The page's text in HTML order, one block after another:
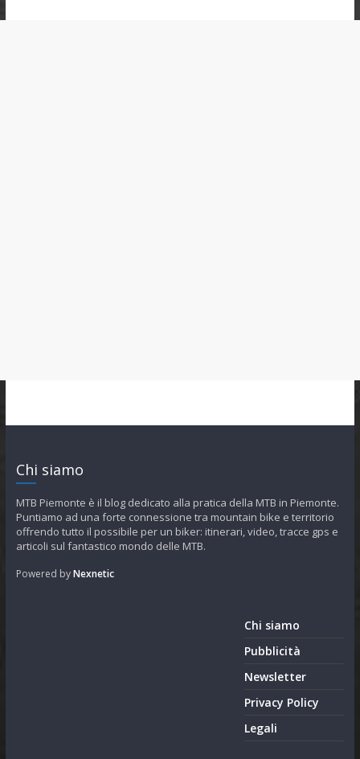
Chi siamo
MTB Piemonte è il blog dedicato alla pratica della MTB in Piemonte.
Puntiamo ad una forte connessione tra mountain bike e territorio
offrendo tutto il possibile per un biker: itinerari, video, tracce gps e
articoli sul fantastico mondo delle MTB.
Powered byNexnetic
Chi siamo
Pubblicità
Newsletter
Privacy Policy
Legali